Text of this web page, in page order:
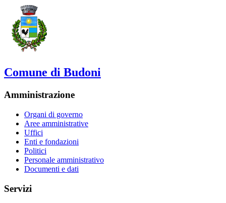
Comune di Budoni
Amministrazione
Organi di governo
Aree amministrative
Uffici
Enti e fondazioni
Politici
Personale amministrativo
Documenti e dati
Servizi